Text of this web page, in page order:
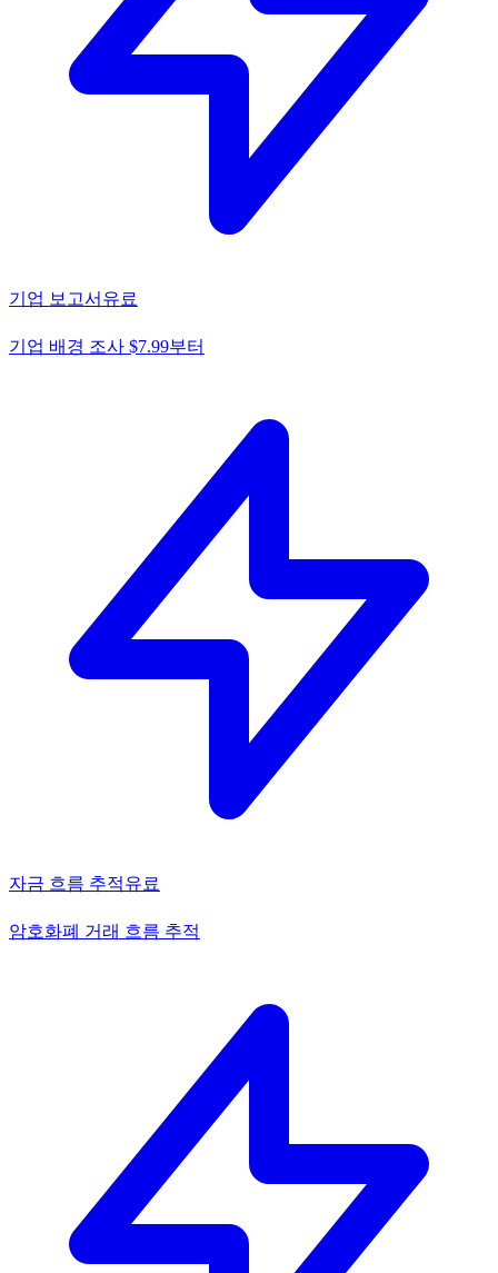
기업 보고서 유료
기업 배경 조사 $7.99부터
자금 흐름 추적유료
암호화폐 거래 흐름 추적